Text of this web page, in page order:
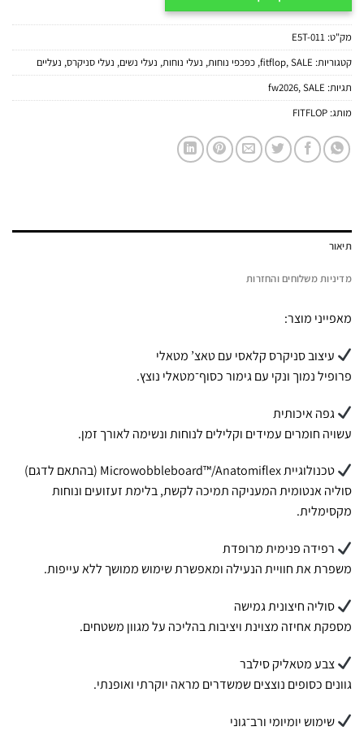
מק"ט: E5T-011
קטגוריות:
fitflop,SALE
, כפכפי נוחות, נעלי נוחות, נעלי נשים, נעלי סניקרס, נעליים
תגיות:
fw2026,SALE
מותג: FITFLOP
תיאור
מדיניות משלוחים והחזרות
מאפייני מוצר:
עיצוב סניקרס קלאסי עם טאצ’ מטאלי
פרופיל נמוך ונקי עם גימור כסוף־מטאלי נוצץ.
גפה איכותית
עשויה חומרים עמידים וקלילים לנוחות ונשימה לאורך זמן.
טכנולוגיית Microwobbleboard™/Anatomiflex (בהתאם לדגם)
סוליה אנטומית המעניקה תמיכה לקשת, בלימת זעזועים ונוחות
מקסימלית.
רפידה פנימית מרופדת
משפרת את חוויית הנעילה ומאפשרת שימוש ממושך ללא עייפות.
סוליה חיצונית גמישה
מספקת אחיזה מצוינת ויציבות בהליכה על מגוון משטחים.
צבע מטאליק סילבר
גוונים כסופים נוצצים שמשדרים מראה יוקרתי ואופנתי.
שימוש יומיומי ורב־גוני